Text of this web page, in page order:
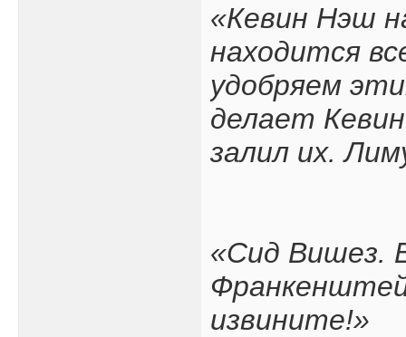
«Кевин Нэш
находится
удобряем
делает
залил их.
«Сид Вишез.
извините!»